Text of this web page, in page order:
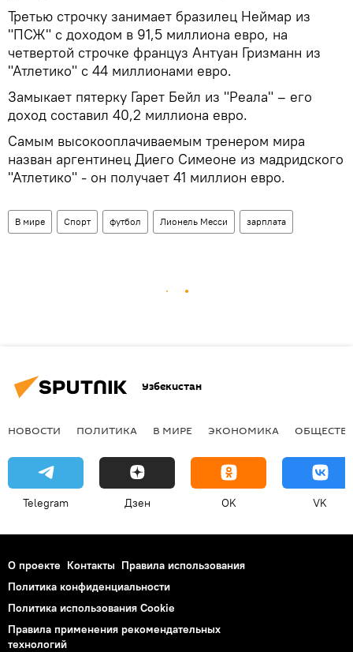
Третью строчку занимает бразилец Неймар из
"ПСЖ" с доходом в 91,5 миллиона евро, на
четвертой строчке француз Антуан Гризманн из
"Атлетико" с 44 миллионами евро.
Замыкает пятерку Гарет Бейл из "Реала" – его
доход составил 40,2 миллиона евро.
Самым высокооплачиваемым тренером мира
назван аргентинец Диего Симеоне из мадридского
"Атлетико" - он получает 41 миллион евро.
В мире Спорт футбол Лионель Месси зарплата
Узбекистан
НОВОСТИ ПОЛИТИКА В МИРЕ ЭКОНОМИКА
Telegram Дзен OK VK
О проекте Контакты Правила использования
Политика конфиденциальности
Политика использования Cookie
Правила применения рекомендательных
технологий